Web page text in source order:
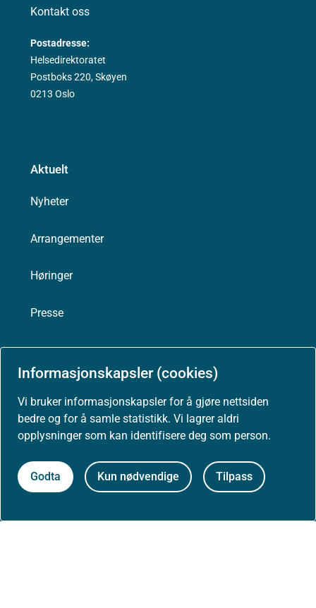
Informasjonskapsler (cookies)
Vi bruker informasjonskapsler for å gjøre nettsiden
bedre og for å samle statistikk. Vi lagrer aldri
opplysninger som kan identifisere deg som person.
Godta Kun nødvendige Tilpass
Kontakt oss
Postadresse:
Helsedirektoratet
Postboks 220, Skøyen
0213 Oslo
Aktuelt
Nyheter
Arrangementer
Høringer
Presse
Personvernerklæring
Tilgjengelighetserklæring (uustatus.no)